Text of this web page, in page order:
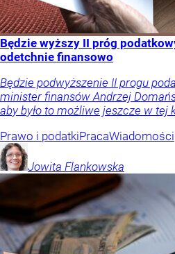
Będzie wyższy II próg
odetchnie finansowo
Będzie podwyższenie II progu
minister finansów Andrzej
aby było to możliwe jeszcze w tej
Prawo i podatkiPracaWiadomości
Jowita Flankowska